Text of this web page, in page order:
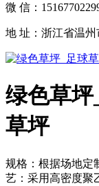
微 信：
地 址：浙江省温
绿色草
草坪
规格：根据场地定
艺：采用高密度聚